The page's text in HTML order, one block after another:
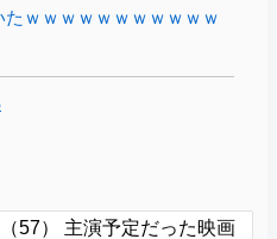
たｗｗｗｗｗｗｗｗｗｗｗ
57） 主演予定だった映画